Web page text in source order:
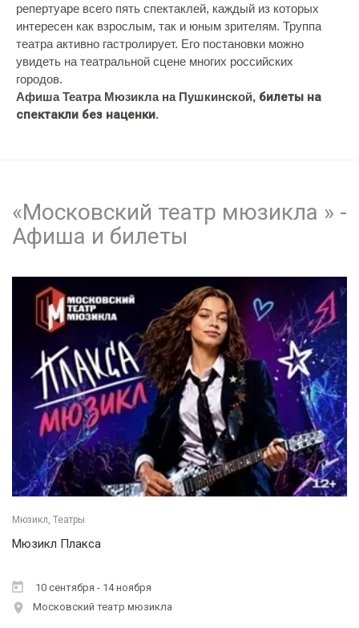
репертуаре всего пять спектаклей, каждый из которых
интересен как взрослым, так и юным зрителям. Труппа
театра активно гастролирует. Его постановки можно
увидеть на театральной сцене многих российских
городов.
Афиша Театра Мюзикла на Пушкинской, билеты на
спектакли без наценки.
«Московский театр мюзикла » -
Афиша и билеты
Мюзикл, Театры
Мюзикл Плакса
10 сентября - 14 ноября
Московский театр мюзикла